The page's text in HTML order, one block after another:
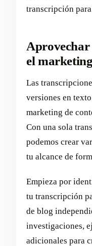
transcripción
Aprovechar
el
Las
versiones en
marketing de
Con una sola
podemos crear
tu alcance de
Empieza por
tu transcripción
de blog
investigaciones,
adicionales para